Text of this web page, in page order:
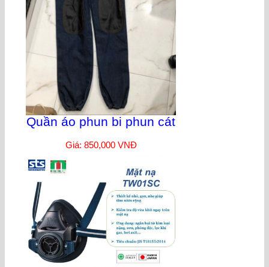
Quần áo phun bi phun cát
Giá: 850,000 VNĐ